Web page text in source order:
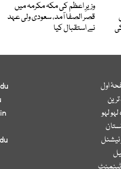
وزیرِ اعظم کی مکہ مکرمہ میں
قصر الصفا آمد، سعودی ولی عہد
نے استقبال کیا
اول
ترین
لہو
نیشنل